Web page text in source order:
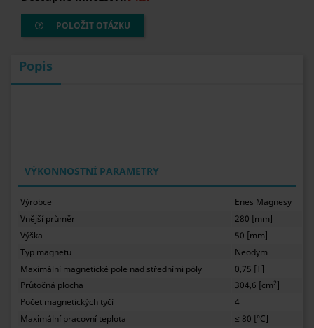
POLOŽIT OTÁZKU
Popis
VÝKONNOSTNÍ PARAMETRY
Výrobce
Enes Magnesy
Vnější průměr
280 [mm]
Výška
50 [mm]
Typ magnetu
Neodym
Maximální magnetické pole nad středními póly
0,75 [T]
Průtočná plocha
304,6 [cm2]
Počet magnetických tyčí
4
Maximální pracovní teplota
≤ 80 [°C]